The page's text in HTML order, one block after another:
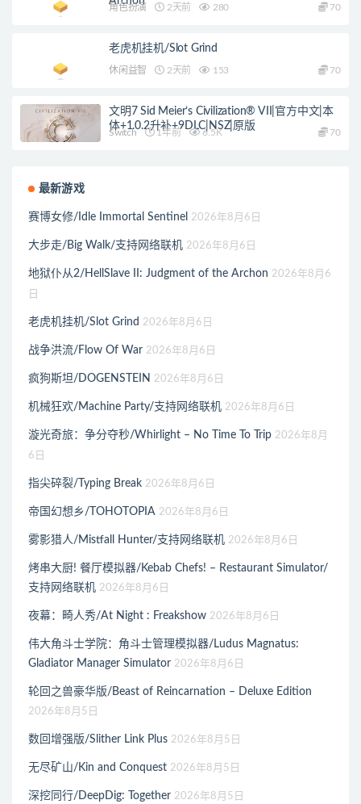
角色扮演 2天前 280 70
老虎机挂机/Slot Grind
休闲益智 2天前 153 70
文明7 Sid Meier’s Civilization® VII|官方中文|本
体+1.0.2升补+9DLC|NSZ|原版
Switch 1年前 6.5K 70
最新游戏
赛博女修/Idle Immortal Sentinel 2026年8月6日
大步走/Big Walk/支持网络联机 2026年8月6日
地狱仆从2/HellSlave II: Judgment of the Archon 2026年8月6
日
老虎机挂机/Slot Grind 2026年8月6日
战争洪流/Flow Of War 2026年8月6日
疯狗斯坦/DOGENSTEIN 2026年8月6日
机械狂欢/Machine Party/支持网络联机 2026年8月6日
漩光奇旅：争分夺秒/Whirlight – No Time To Trip 2026年8月
6日
指尖碎裂/Typing Break 2026年8月6日
帝国幻想乡/TOHOTOPIA 2026年8月6日
雾影猎人/Mistfall Hunter/支持网络联机 2026年8月6日
烤串大厨! 餐厅模拟器/Kebab Chefs! – Restaurant Simulator/
支持网络联机 2026年8月6日
夜幕：畸人秀/At Night : Freakshow 2026年8月6日
伟大角斗士学院：角斗士管理模拟器/Ludus Magnatus:
Gladiator Manager Simulator 2026年8月6日
轮回之兽豪华版/Beast of Reincarnation – Deluxe Edition
2026年8月5日
数回增强版/Slither Link Plus 2026年8月5日
无尽矿山/Kin and Conquest 2026年8月5日
深挖同行/DeepDig: Together 2026年8月5日